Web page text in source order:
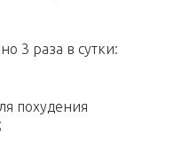
3 раза в сутки:
похудения